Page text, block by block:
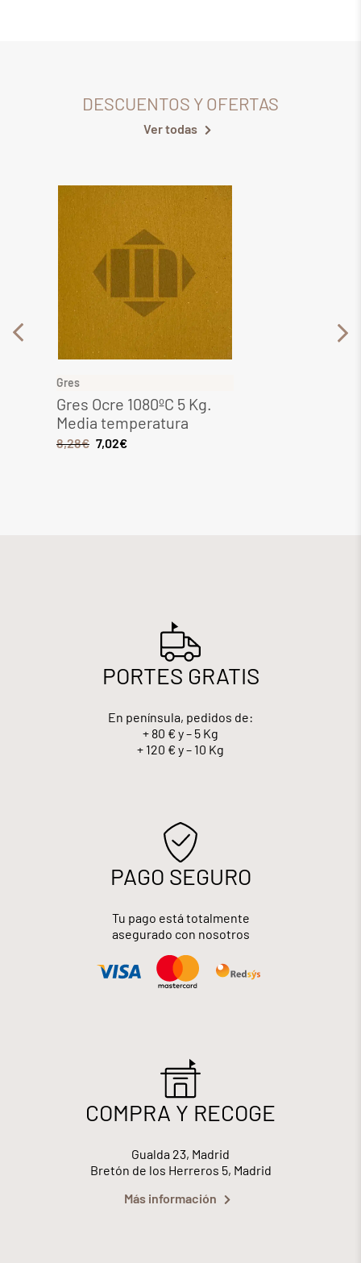
DESCUENTOS Y OFERTAS
Ver todas
Gres
Gres Ocre 1080ºC 5 Kg.
Media temperatura
8,28€ 7,02€
PORTES GRATIS
En península, pedidos de:
+ 80 € y – 5 Kg
+ 120 € y – 10 Kg
PAGO SEGURO
Tu pago está totalmente
asegurado con nosotros
COMPRA Y RECOGE
Gualda 23, Madrid
Bretón de los Herreros 5, Madrid
Más información